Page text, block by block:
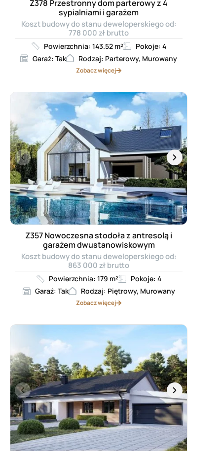
Z378 Przestronny dom parterowy z 4
sypialniami i garażem
Koszt budowy do stanu deweloperskiego od:
778 000 zł brutto
Powierzchnia: 143.52 m²
Pokoje: 4
Garaż: Tak
Rodzaj: Parterowy, Murowany
Zobacz więcej
Z357 Nowoczesna stodoła z antresolą i
garażem dwustanowiskowym
Koszt budowy do stanu deweloperskiego od:
863 000 zł brutto
Powierzchnia: 179 m²
Pokoje: 4
Garaż: Tak
Rodzaj: Piętrowy, Murowany
Zobacz więcej